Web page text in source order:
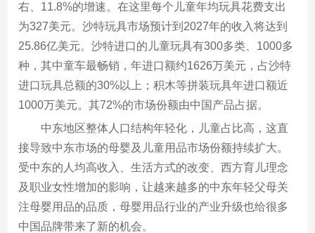
右、11.8%的增速。在这里每个儿童年均玩具花费支出
为327美元。沙特玩具市场预计到2027年的收入将达到
25.86亿美元。沙特进口的儿童玩具有300多类、1000多
种，其中童车最畅销，年进口额约1626万美元，占沙特
进口玩具总额的30%以上；积木等拼装玩具年进口额近
1000万美元。其72%的市场份额由中国产品占据。
中东地区整体人口结构年轻化，儿童占比高，这直
接导致中东市场的母婴及儿童用品市场份额持续扩大。
受中东的人均高收入、生活方式的改变、西方育儿理念
及职业女性增加的影响，让越来越多的中东年轻父母关
注母婴用品的品质，母婴用品行业的产业升级也给很多
中国品牌带来了新的机会。